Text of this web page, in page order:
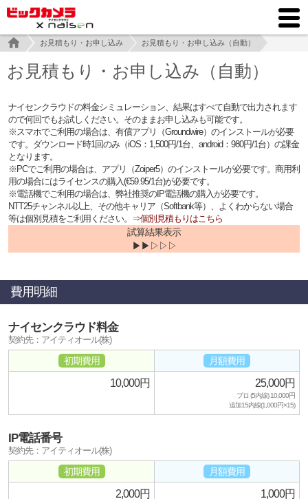
お見積もり・お申し込み お見積もり・お申し込み（自動）
お見積もり・お申し込み（自動）
ナイセンクラウドの料金シミュレーション、結果はすべて自動で出力されます
ので何回でもお試しください。そのままお申し込みも可能です。
※スマホでご利用の場合は、有償アプリ（Groundwire）のインストールが必要
です。ダウンロード時1回のみ（iOS：1,500円/1台、android：980円/1台）の課金
となります。
※PCでご利用の場合は、アプリ（Zoiper5）のインストールが必要です。商用利
用の場合にはライセンスの購入(€59.95/1台)が必要です。
※電話機でご利用の場合は、弊社推奨のIP電話機の購入が必要です。
NTT25チャンネル以上、その他キャリア（Softbank等）、よくわからない場合
等は個別見積をご利用ください。⇒個別見積もりはこちら
試算結果表示
▶▶▷▷▷
費用明細
ナイセンクラウド料金
契約先：アイティオール(株)
初期費用 月額費用
10,000円 25,000円
プロ (5内線) 10,000円
追加15内線(1,000円×15)
IP電話番号
契約先：アイティオール(株)
初期費用 月額費用
2,000円 1,000円